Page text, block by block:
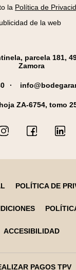
la Política de
de la web
parcela 181,
Zamora
ZA-6754, tomo
POLÍTICA DE
ACCESIBILIDAD
PAGOS TPV